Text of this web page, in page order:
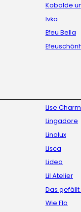
Kobolde
Ivko
Efeu Bella
Lise
Lingadore
Linolux
Lisca
Lidea
Lil Atelier
Das gefällt
Wie Flo